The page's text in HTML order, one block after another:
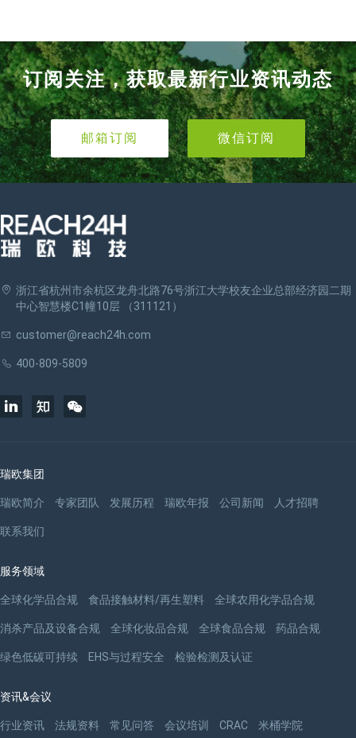
订阅关注，获取最新行业资讯动态
邮箱订阅 微信订阅
浙江省杭州市余杭区龙舟北路76号浙江大学校友企业总部经济园二期
中心智慧楼C1幢10层 （311121）
customer@reach24h.com
400-809-5809
瑞欧集团
瑞欧简介 专家团队 发展历程 瑞欧年报 公司新闻 人才招聘
联系我们
服务领域
全球化学品合规 食品接触材料/再生塑料 全球农用化学品合规
消杀产品及设备合规 全球化妆品合规 全球食品合规 药品合规
绿色低碳可持续 EHS与过程安全 检验检测及认证
资讯&会议
行业资讯 法规资料 常见问答 会议培训 CRAC 米桶学院